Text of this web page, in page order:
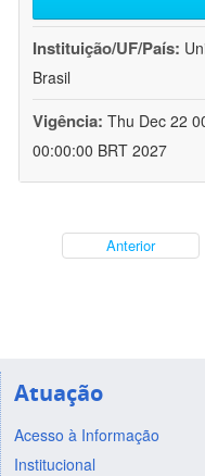
Instituição/UF/País:
Brasil
Vigência: Thu Dec 22
00:00:00 BRT 2027
Anterior
Atuação
Acesso à Informação
Institucional